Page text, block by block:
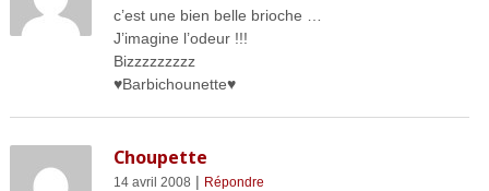
c’est une bien belle brioche …
J’imagine l’odeur !!!
Bizzzzzzzzz
♥Barbichounette♥
Choupette
14 avril 2008 | Répondre